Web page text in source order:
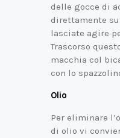
delle gocce di
direttamente
lasciate agire
Trascorso
macchia col
con lo
Olio
Per eliminare
di olio vi